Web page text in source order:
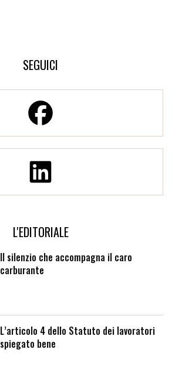
SEGUICI
L'EDITORIALE
Il silenzio che accompagna il caro
carburante
L’articolo 4 dello Statuto dei lavoratori
spiegato bene